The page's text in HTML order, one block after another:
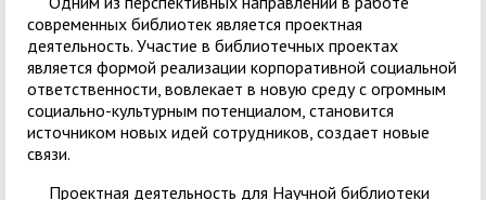
современных библиотек является проектная
деятельность. Участие в библиотечных проектах
является формой реализации корпоративной социальной
ответственности, вовлекает в новую среду с огромным
социально-культурным потенциалом, становится
источником новых идей сотрудников, создает новые
связи.
Проектная деятельность для Научной библиотеки